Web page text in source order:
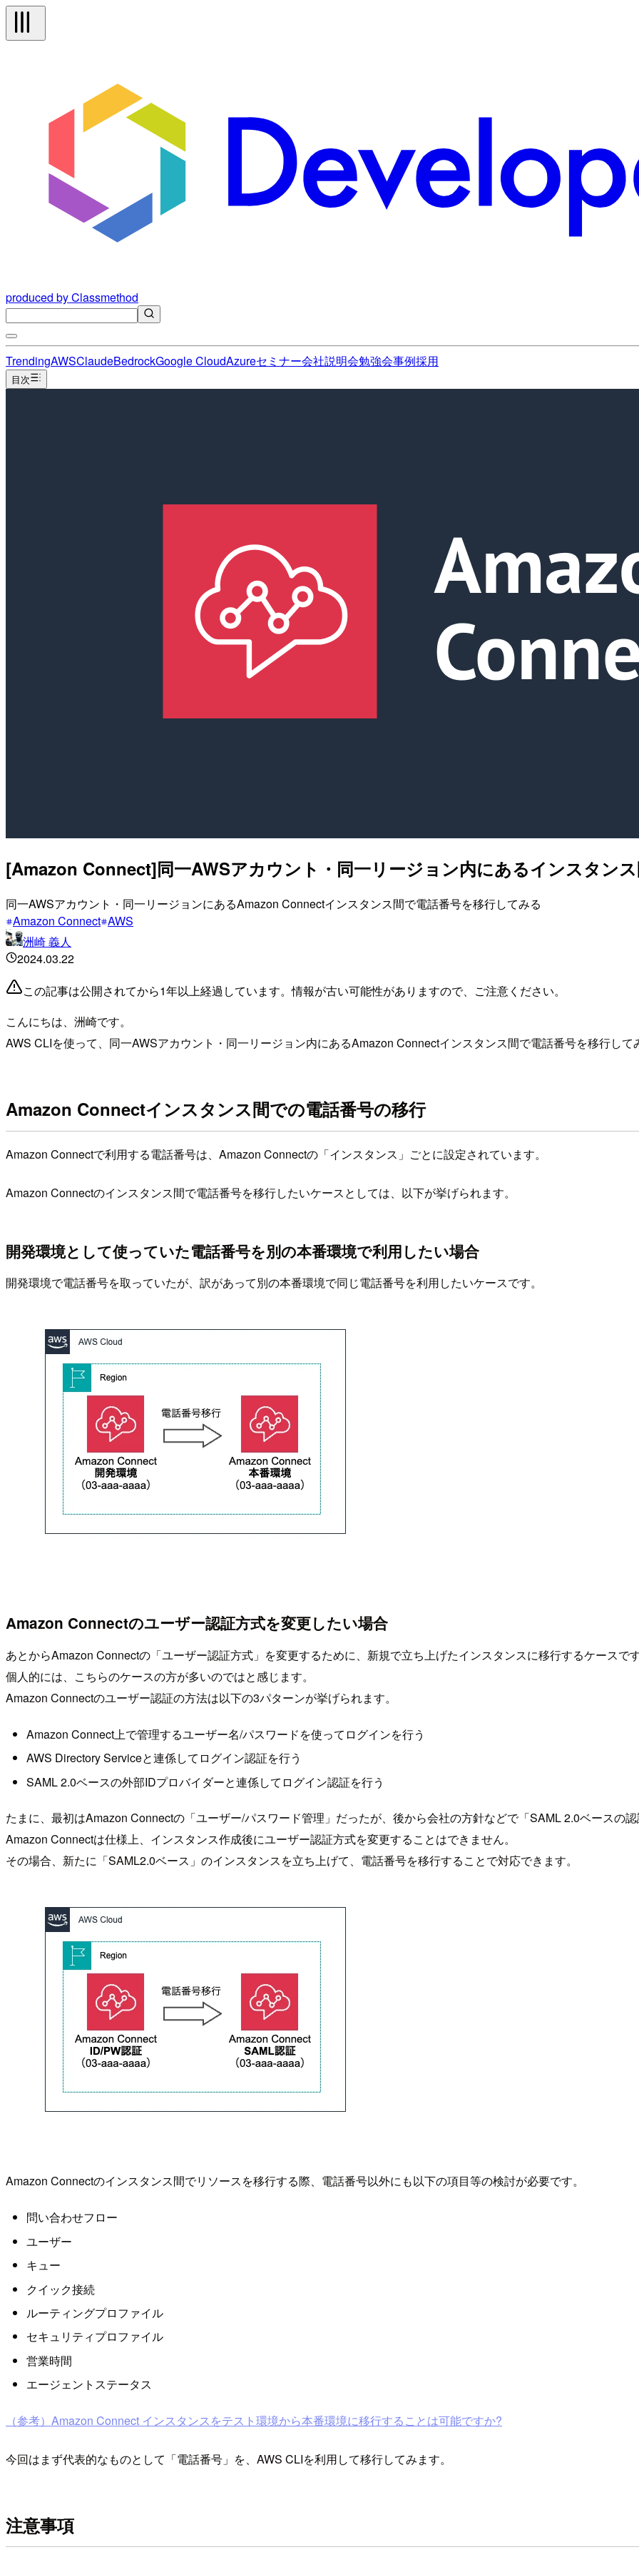
produced by Classmethod
TrendingAWSClaudeBedrockGoogle CloudAzureセミナー会社説明会勉強会事例採用
目次
[Amazon Connect]同一AWSアカウント・同一リージョン内にあるインスタン
同一AWSアカウント・同一リージョンにあるAmazon Connectインスタンス間で電話番号を移行してみる
Amazon Connect AWS
洲崎 義人
2024.03.22
この記事は公開されてから1年以上経過しています。情報が古い可能性がありますので、ご注意ください。
こんにちは、洲崎です。
AWS CLIを使って、同一AWSアカウント・同一リージョン内にあるAmazon Connectインスタンス間で電話番号を移行して
Amazon Connectインスタンス間での電話番号の移行
Amazon Connectで利用する電話番号は、Amazon Connectの「インスタンス」ごとに設定されています。
Amazon Connectのインスタンス間で電話番号を移行したいケースとしては、以下が挙げられます。
開発環境として使っていた電話番号を別の本番環境で利用したい場合
開発環境で電話番号を取っていたが、訳があって別の本番環境で同じ電話番号を利用したいケースです。
Amazon Connectのユーザー認証方式を変更したい場合
あとからAmazon Connectの「ユーザー認証方式」を変更するために、新規で立ち上げたインスタンスに移行するケースです
個人的には、こちらのケースの方が多いのではと感じます。
Amazon Connectのユーザー認証の方法は以下の3パターンが挙げられます。
Amazon Connect上で管理するユーザー名/パスワードを使ってログインを行う
AWS Directory Serviceと連係してログイン認証を行う
SAML 2.0ベースの外部IDプロバイダーと連係してログイン認証を行う
たまに、最初はAmazon Connectの「ユーザー/パスワード管理」だったが、後から会社の方針などで「SAML 2.0ベースの
Amazon Connectは仕様上、インスタンス作成後にユーザー認証方式を変更することはできません。
その場合、新たに「SAML2.0ベース」のインスタンスを立ち上げて、電話番号を移行することで対応できます。
Amazon Connectのインスタンス間でリソースを移行する際、電話番号以外にも以下の項目等の検討が必要です。
問い合わせフロー
ユーザー
キュー
クイック接続
ルーティングプロファイル
セキュリティプロファイル
営業時間
エージェントステータス
（参考）Amazon Connect インスタンスをテスト環境から本番環境に移行することは可能ですか?
今回はまず代表的なものとして「電話番号」を、AWS CLIを利用して移行してみます。
注意事項